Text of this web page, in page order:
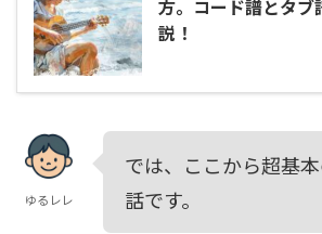
方。コード譜とタブ
説！
ゆるレレ
では、ここから超基
話です。